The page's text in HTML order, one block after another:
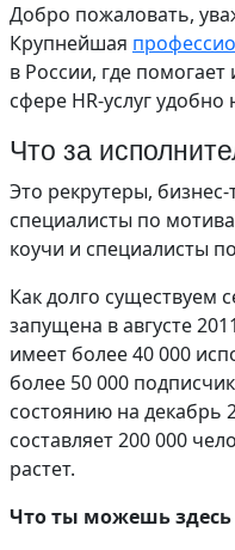
Добро пожаловать,
Крупнейшая
в России, где
сфере HR-услуг удобно
Что за
Это рекрутеры,
специалисты по
коучи и специалисты
Как долго существуем
запущена в августе
имеет более 40 000
более 50 000
состоянию на декабрь
составляет 200 000
растет.
Что ты можешь здесь